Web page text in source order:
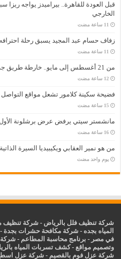
قبل العودة للقاهرة.. بيراميدز يواجه
الخارجي
زفاف حسام عبد المجيد يسبق رحلة احترافه
من 21 أغسطس إلى مايو.. خارطة طريق جديدة للدوري المصري
‏12 ساعة مضت
فضيحة سكينة كلامور تشعل مواقع التواصل
‏15 ساعة مضت
مانشستر سيتي يرفض عرض برشلونة
‏16 ساعة مضت
من هو نمير العقابي ويكيبيديا السيرة الذاتية
‏يوم واحد مضت
شركة تنظيف فلل بالرياض -شركة تنظيف
المياه بجده -شركة مكافحة حشرات بجدة -
في مصر - برنامج محاسبة المطاعم -
وتصميم مواقع -كشف تسربات المياه
شركة عزل فوم بالقصيم -شركة عزل